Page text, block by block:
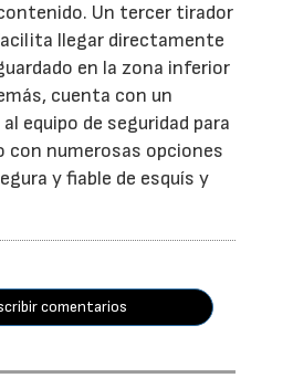
Un tercer tirador
llegar directamente
en la zona inferior
cuenta con un
equipo de seguridad para
con numerosas opciones
y fiable de esquís y
comentarios